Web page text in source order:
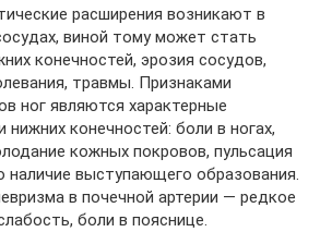
расширения возникают в
виной тому может стать
конечностей, эрозия сосудов,
травмы. Признаками
ног являются характерные
конечностей: боли в ногах,
кожных покровов, пульсация
наличие выступающего образования.
в почечной артерии — редкое
боли в пояснице.